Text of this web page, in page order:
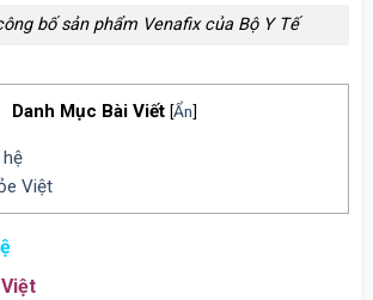
bố sản phẩm Venafix của Bộ Y Tế
Danh Mục Bài Viết [Ẩn]
Việt